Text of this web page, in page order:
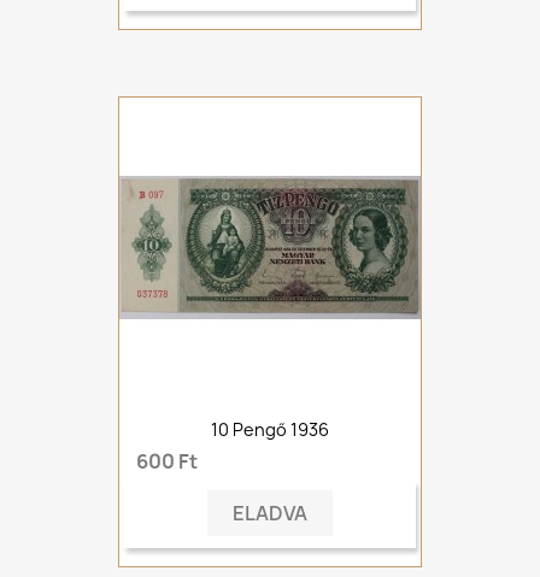
10 Pengő 1936
600 Ft
ELADVA